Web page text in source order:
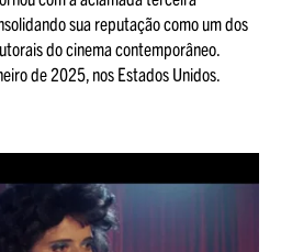
sua reputação como um dos
do cinema contemporâneo.
de 2025, nos Estados Unidos.